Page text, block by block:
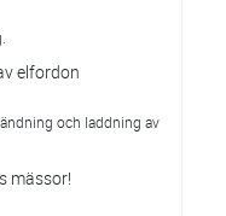
elfordon
och laddning av
mässor!